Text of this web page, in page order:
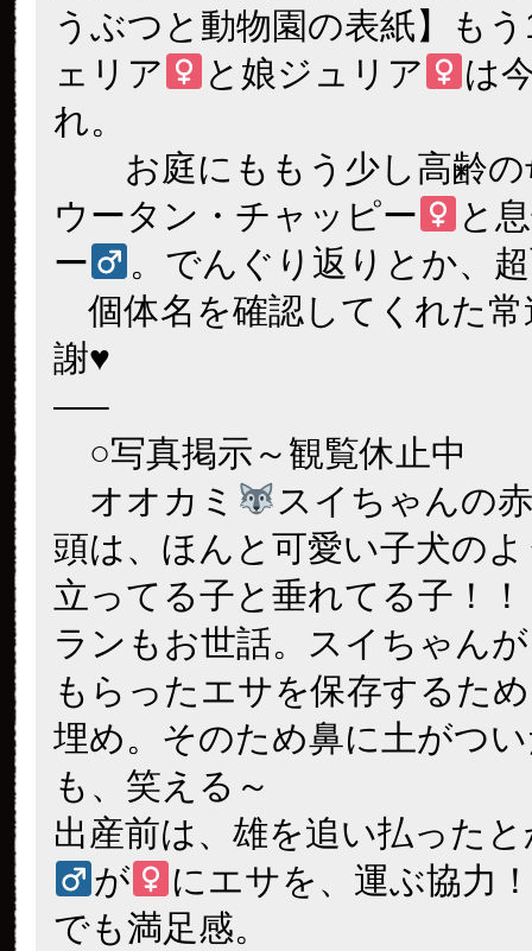
うぶつと動物園の表紙】も
ェリア
と娘ジュリア
は
れ。
お庭にももう少し高齢の
ウータン・チャッピー
と
ー
。でんぐり返りとか、
個体名を確認してくれた常
謝♥️
—–
○写真掲示～観覧休止中
オオカミ
スイちゃんの
頭は、ほんと可愛い子犬の
立ってる子と垂れてる子！
ランもお世話。スイちゃん
もらったエサを保存するた
埋め。そのため鼻に土がつ
も、笑える～
出産前は、雄を追い払った
が
にエサを、運ぶ協力
でも満足感。